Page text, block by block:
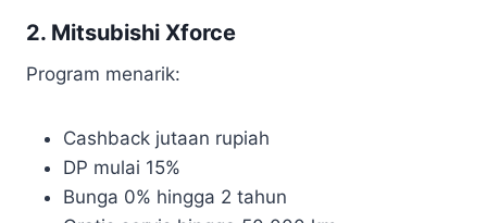
2. Mitsubishi Xforce
Program menarik:
Cashback jutaan rupiah
DP mulai 15%
Bunga 0% hingga 2 tahun